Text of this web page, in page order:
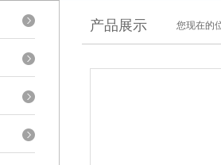
产品展示 您现在的